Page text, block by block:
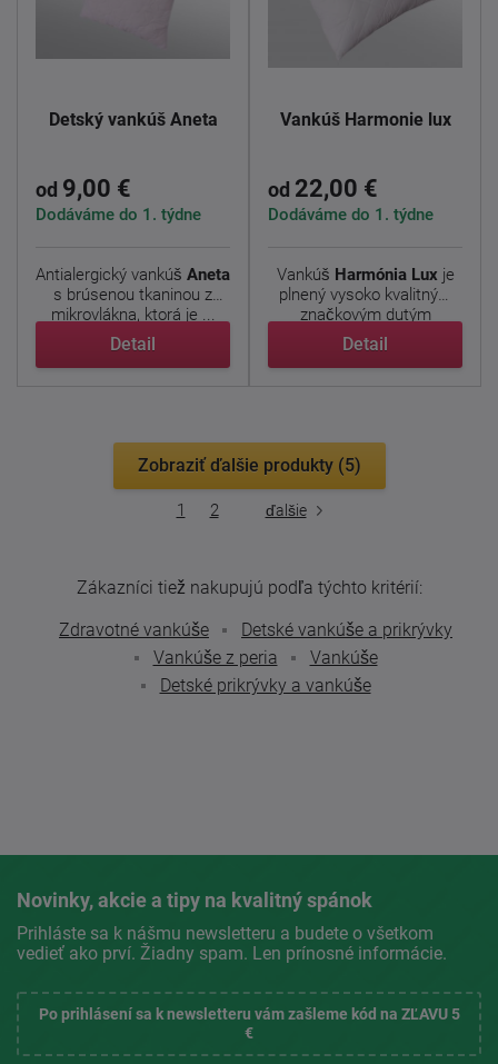
Detský vankúš Aneta
od 9,00 €
Dodáváme do 1. týdne
Antialergický vankúš Aneta
s brúsenou tkaninou z
mikrovlákna, ktorá je ...
Detail
Vankúš Harmonie lux
od 22,00 €
Dodáváme do 1. týdne
Vankúš Harmónia Luxje
plnený vysoko kvalitným
značkovým dutým
vláknom ...
Detail
Zobraziť ďalšie produkty (5)
2
1 ďalšie
Zákazníci tiež nakupujú podľa týchto kritérií:
Zdravotné vankúše
Detské vankúše a prikrývky
Vankúše z peria
Vankúše
Detské prikrývky a vankúše
Novinky, akcie a tipy na kvalitný spánok
Prihláste sa k nášmu newsletteru a budete o všetkom
vedieť ako prví. Žiadny spam. Len prínosné informácie.
Po prihlásení sa k newsletteru vám zašleme kód na ZĽAVU 5
€